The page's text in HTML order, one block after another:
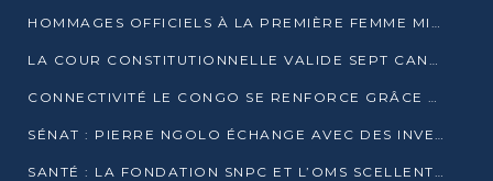
HOMMAGES OFFICIELS À LA PREMIÈRE FEMME MINISTRE DU CONGO
LA COUR CONSTITUTIONNELLE VALIDE SEPT CANDIDATURES POUR LA PRÉSIDENTIELLE
CONNECTIVITÉ LE CONGO SE RENFORCE GRÂCE AU CÂBLE 2AFRICA
SÉNAT : PIERRE NGOLO ÉCHANGE AVEC DES INVESTISSEURS DU NUMÉRIQUE
SANTÉ : LA FONDATION SNPC ET L’OMS SCELLENT UN PARTENARIAT STRATÉGIQUE DE TROIS ANS